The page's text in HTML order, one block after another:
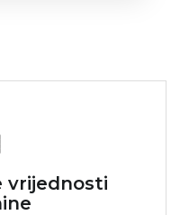
vrijednosti